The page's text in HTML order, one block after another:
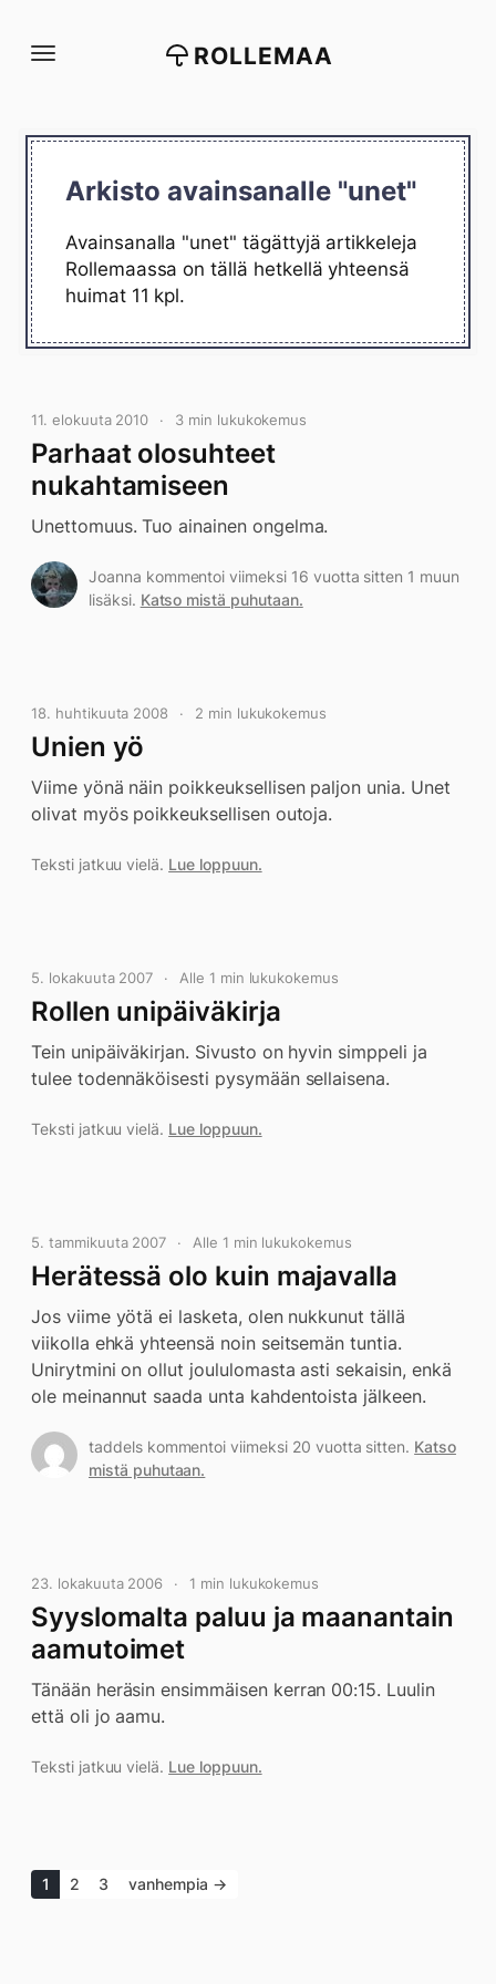
suoraan
ROLLEMAA
Arkisto avainsanalle "unet"
Avainsanalla "unet" tägättyjä artikkeleja
Rollemaassa on tällä hetkellä yhteensä
huimat 11 kpl.
11. elokuuta 2010 3 min lukukokemus
Parhaat olosuhteet
nukahtamiseen
Unettomuus. Tuo ainainen ongelma.
Joanna kommentoi viimeksi 16 vuotta sitten 1 muun
lisäksi. Katso mistä puhutaan.
18. huhtikuuta 2008 2 min lukukokemus
Unien yö
Viime yönä näin poikkeuksellisen paljon unia. Unet
olivat myös poikkeuksellisen outoja.
Teksti jatkuu vielä. Lue loppuun.
5. lokakuuta 2007 Alle 1 min lukukokemus
Rollen unipäiväkirja
Tein unipäiväkirjan. Sivusto on hyvin simppeli ja
tulee todennäköisesti pysymään sellaisena.
Teksti jatkuu vielä. Lue loppuun.
5. tammikuuta 2007 Alle 1 min lukukokemus
Herätessä olo kuin majavalla
Jos viime yötä ei lasketa, olen nukkunut tällä
viikolla ehkä yhteensä noin seitsemän tuntia.
Unirytmini on ollut joululomasta asti sekaisin, enkä
ole meinannut saada unta kahdentoista jälkeen.
taddels kommentoi viimeksi 20 vuotta sitten. Katso
mistä puhutaan.
23. lokakuuta 2006 1 min lukukokemus
Syyslomalta paluu ja maanantain
aamutoimet
Tänään heräsin ensimmäisen kerran 00:15. Luulin
että oli jo aamu.
Teksti jatkuu vielä. Lue loppuun.
1 2 3 vanhempia →